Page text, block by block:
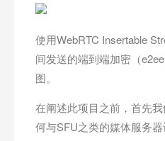
使用WebRTC Insertable
间发送的端到端加密（
图。
在阐述此项目之前，首先
何与SFU之类的媒体服务器